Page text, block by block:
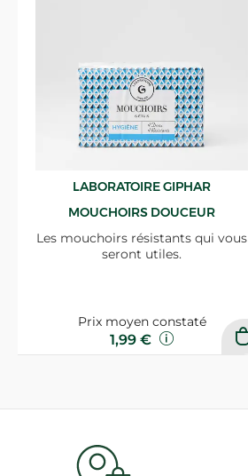
LABORATOIRE GIPHAR
MOUCHOIRS DOUCEUR
Les mouchoirs résistants qui vous
seront utiles.
Prix moyen constaté
1,99 €